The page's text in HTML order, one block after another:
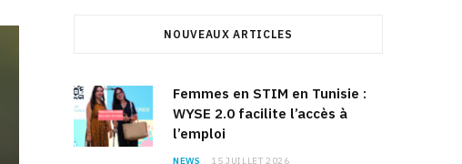
NOUVEAUX ARTICLES
Femmes en STIM en Tunisie :
WYSE 2.0 facilite l’accès à
l’emploi
NEWS 15 JUILLET 2026